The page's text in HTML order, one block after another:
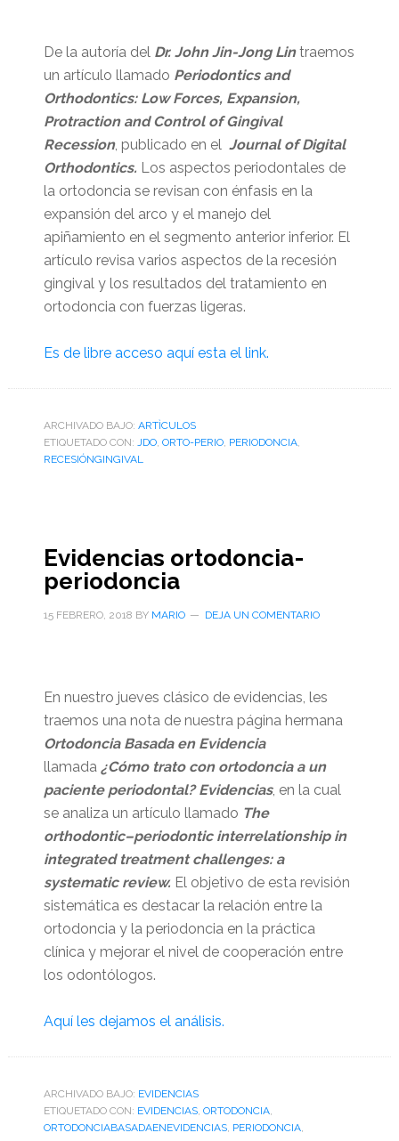
De la autoría del Dr. John Jin-Jong Lintraemos
un artículo llamado Periodontics and
Orthodontics: Low Forces, Expansion,
Protraction and Control of Gingival
Recession, publicado en el Journal of Digital
Orthodontics. Los aspectos periodontales de
la ortodoncia se revisan con énfasis en la
expansión del arco y el manejo del
apiñamiento en el segmento anterior inferior. El
artículo revisa varios aspectos de la recesión
gingival y los resultados del tratamiento en
ortodoncia con fuerzas ligeras.
Es de libre acceso aquí esta el link.
ARCHIVADO BAJO: ARTÌCULOS
ETIQUETADO CON: JDO, ORTO-PERIO, PERIODONCIA,
RECESIÓNGINGIVAL
Evidencias ortodoncia-
periodoncia
15 FEBRERO, 2018 BY MARIO DEJA UN COMENTARIO
En nuestro jueves clásico de evidencias, les
traemos una nota de nuestra página hermana
Ortodoncia Basada en Evidencia
llamada ¿Cómo trato con ortodoncia a un
paciente periodontal? Evidencias, en la cual
se analiza un artículo llamado The
orthodontic–periodontic interrelationship in
integrated treatment challenges: a
systematic review. El objetivo de esta revisión
sistemática es destacar la relación entre la
ortodoncia y la periodoncia en la práctica
clínica y mejorar el nivel de cooperación entre
los odontólogos.
Aquí les dejamos el análisis.
ARCHIVADO BAJO: EVIDENCIAS
ETIQUETADO CON: EVIDENCIAS, ORTODONCIA,
ORTODONCIABASADAENEVIDENCIAS, PERIODONCIA,